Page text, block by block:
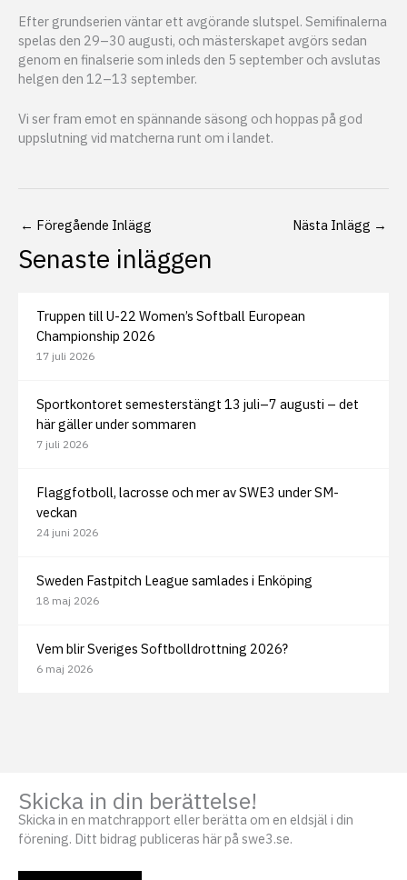
Efter grundserien väntar ett avgörande slutspel. Semifinalerna
spelas den 29–30 augusti, och mästerskapet avgörs sedan
genom en finalserie som inleds den 5 september och avslutas
helgen den 12–13 september.
Vi ser fram emot en spännande säsong och hoppas på god
uppslutning vid matcherna runt om i landet.
← Föregående Inlägg Nästa Inlägg →
Senaste inläggen
Truppen till U-22 Women’s Softball European
Championship 2026
17 juli 2026
Sportkontoret semesterstängt 13 juli–7 augusti – det
här gäller under sommaren
7 juli 2026
Flaggfotboll, lacrosse och mer av SWE3 under SM-
veckan
24 juni 2026
Sweden Fastpitch League samlades i Enköping
18 maj 2026
Vem blir Sveriges Softbolldrottning 2026?
6 maj 2026
Skicka in din berättelse!
Skicka in en matchrapport eller berätta om en eldsjäl i din
förening. Ditt bidrag publiceras här på swe3.se.